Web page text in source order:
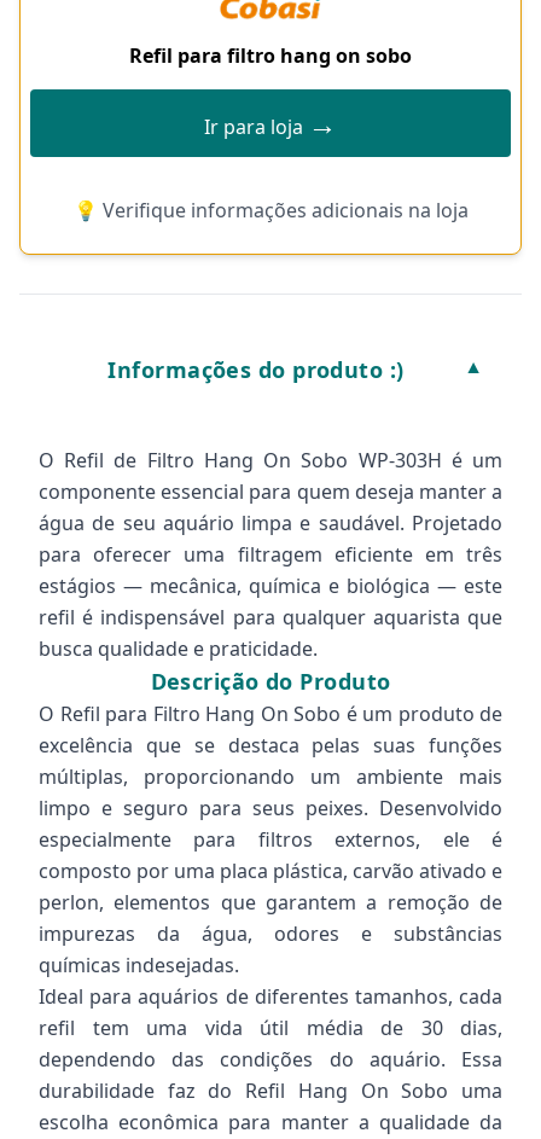
Refil para filtro hang on sobo
Ir para loja →
💡 Verifique informações adicionais na loja
Informações do produto :) ▼
O Refil de Filtro Hang On Sobo WP-303H é um
componente essencial para quem deseja manter a
água de seu aquário limpa e saudável. Projetado
para oferecer uma filtragem eficiente em três
estágios — mecânica, química e biológica — este
refil é indispensável para qualquer aquarista que
busca qualidade e praticidade.
Descrição do Produto
O Refil para Filtro Hang On Sobo é um produto de
excelência que se destaca pelas suas funções
múltiplas, proporcionando um ambiente mais
limpo e seguro para seus peixes. Desenvolvido
especialmente para filtros externos, ele é
composto por uma placa plástica, carvão ativado e
perlon, elementos que garantem a remoção de
impurezas da água, odores e substâncias
químicas indesejadas.
Ideal para aquários de diferentes tamanhos, cada
refil tem uma vida útil média de 30 dias,
dependendo das condições do aquário. Essa
durabilidade faz do Refil Hang On Sobo uma
escolha econômica para manter a qualidade da